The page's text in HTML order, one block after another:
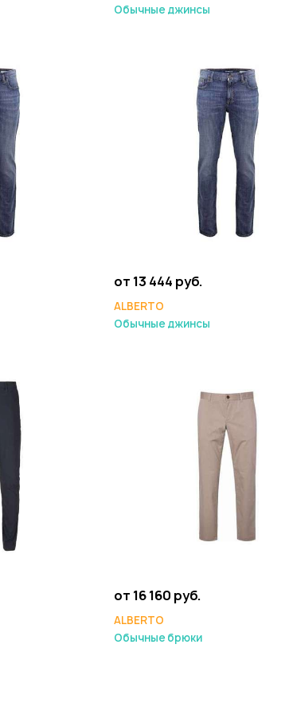
Обычные джинсы
от 13 444 руб.
ALBERTO
Обычные джинсы
от 16 160 руб.
ALBERTO
Обычные брюки